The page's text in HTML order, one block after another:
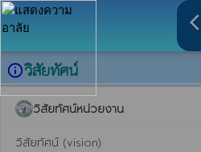
arrow_back_ios
info_outlineวิสัยทัศน์
วิสัยทัศน์หน่วยงาน
วิสัยทัศน์ (vision)